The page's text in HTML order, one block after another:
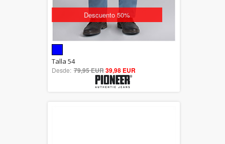
Descuento 50%
out of 5
Talla 54
Desde: 79,95 EUR39,98 EUR